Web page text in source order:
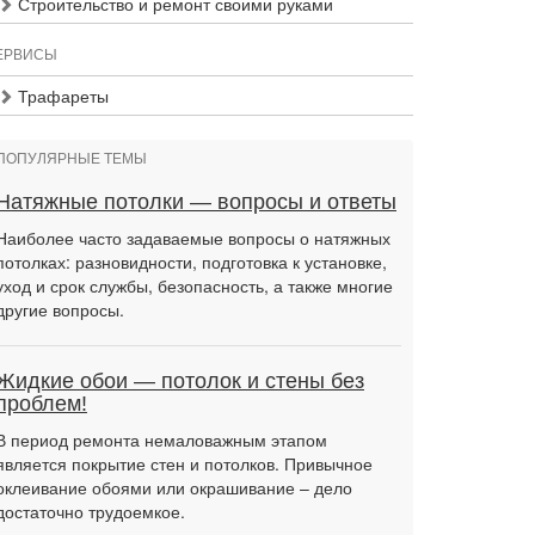
Трафареты
ТЕМЫ
потолки — вопросы и ответы
часто задаваемые вопросы о натяжных
разновидности, подготовка к установке,
и срок службы, безопасность, а также многие
вопросы.
обои — потолок и стены без
период ремонта немаловажным этапом
покрытие стен и потолков. Привычное
обоями или окрашивание – дело
трудоемкое.